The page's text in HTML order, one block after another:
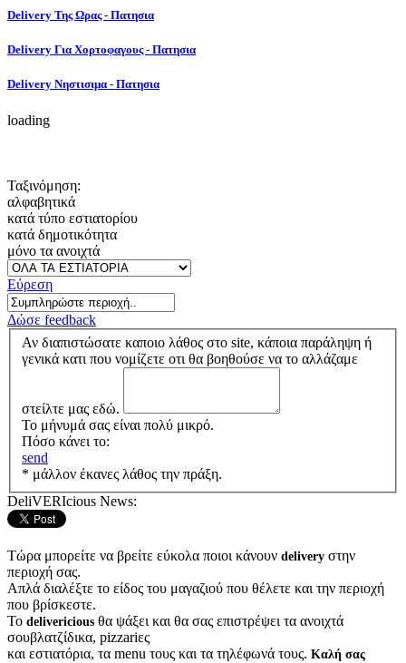
Delivery Της Ωρας - Πατησια
Delivery Για Χορτοφαγους - Πατησια
Delivery Νηστισιμα - Πατησια
loading
Ταξινόμηση:
αλφαβητικά
κατά τύπο εστιατορίου
κατά δημοτικότητα
μόνο τα ανοιχτά
Εύρεση
Δώσε feedback
Αν διαπιστώσατε καποιο λάθος στο site, κάποια παράληψη ή
γενικά κατι που νομίζετε οτι θα βοηθούσε να το αλλάζαμε
στείλτε μας εδώ.
Το μήνυμά σας είναι πολύ μικρό.
Πόσο κάνει το:
send
* μάλλον έκανες λάθος την πράξη.
DeliVERIcious News:
Τώρα μπορείτε να βρείτε εύκολα ποιοι κάνουν delivery στην
περιοχή σας.
Απλά διαλέξτε το είδος του μαγαζιού που θέλετε και την περιοχή
που βρίσκεστε.
Το delivericious θα ψάξει και θα σας επιστρέψει τα ανοιχτά
σουβλατζίδικα, pizzariες
και εστιατόρια, τα menu τους και τα τηλέφωνά τους. Καλή σας